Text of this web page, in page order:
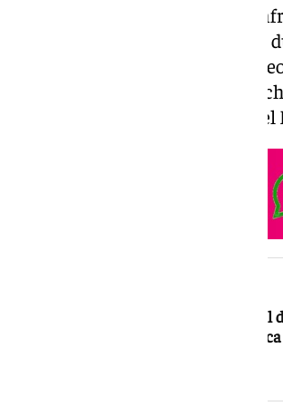
Vinícius y Haaland ya se han
clubes en la Liga de
rivalidad al Mundial, en un
Kylian Mbappé encabezan la
delantero del Real Madrid y el
Florence Pernet, la fotógrafa más viral
Mundial: publica imágenes que le